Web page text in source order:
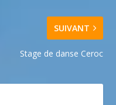
SUIVANT
Stage de danse Ceroc